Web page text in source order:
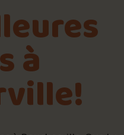
à
📸 Crédit